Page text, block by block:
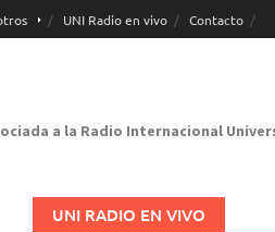
UNI Radio en vivo Contacto
a la Radio Internacional
UNI RADIO EN VIVO